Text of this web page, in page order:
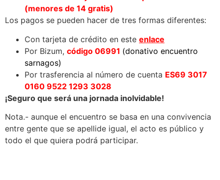
(menores de 14 gratis)
Los pagos se pueden hacer de tres formas diferentes:
Con tarjeta de crédito en este enlace
Por Bizum, código 06991 (donativo encuentro
sarnagos)
Por trasferencia al número de cuenta ES69 3017
0160 9522 1293 3028
¡Seguro que será una jornada inolvidable!
Nota.- aunque el encuentro se basa en una convivencia
entre gente que se apellide igual, el acto es público y
todo el que quiera podrá participar.